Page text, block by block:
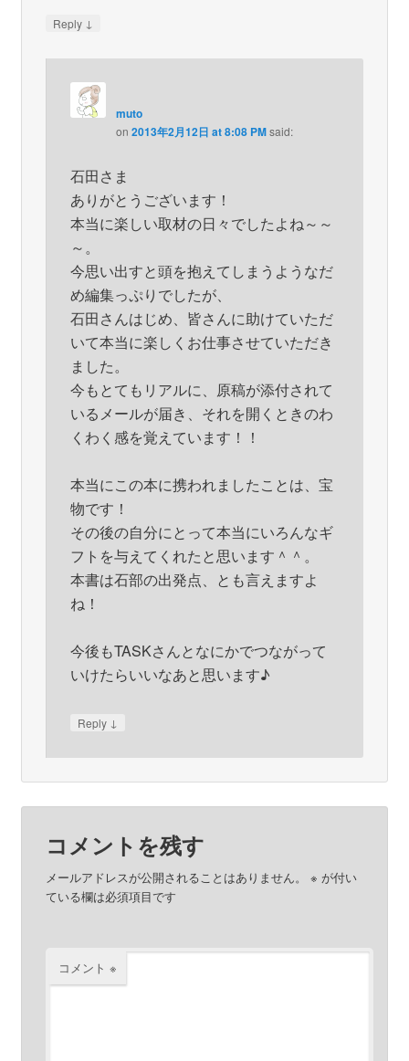
Reply ↓
muto
on 2013年2月12日 at 8:08 PM said:
石田さま
ありがとうございます！
本当に楽しい取材の日々でしたよね～～
～。
今思い出すと頭を抱えてしまうようなだ
め編集っぷりでしたが、
石田さんはじめ、皆さんに助けていただ
いて本当に楽しくお仕事させていただき
ました。
今もとてもリアルに、原稿が添付されて
いるメールが届き、それを開くときのわ
くわく感を覚えています！！
本当にこの本に携われましたことは、宝
物です！
その後の自分にとって本当にいろんなギ
フトを与えてくれたと思います＾＾。
本書は石部の出発点、とも言えますよ
ね！
今後もTASKさんとなにかでつながって
いけたらいいなあと思います♪
Reply ↓
コメントを残す
メールアドレスが公開されることはありません。 ※ が付い
ている欄は必須項目です
コメント ※